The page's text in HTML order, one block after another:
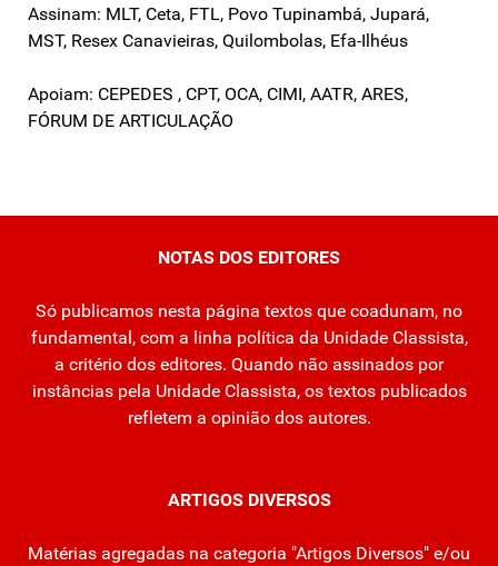
Assinam: MLT, Ceta, FTL, Povo Tupinambá, Jupará,
MST, Resex Canavieiras, Quilombolas, Efa-Ilhéus
Apoiam: CEPEDES , CPT, OCA, CIMI, AATR, ARES,
FÓRUM DE ARTICULAÇÃO
NOTAS DOS EDITORES
Só publicamos nesta página textos que coadunam, no
fundamental, com a linha política da Unidade Classista,
a critério dos editores. Quando não assinados por
instâncias pela Unidade Classista, os textos publicados
refletem a opinião dos autores.
ARTIGOS DIVERSOS
Matérias agregadas na categoria "Artigos Diversos" e/ou